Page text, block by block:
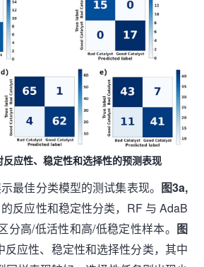
应性、稳定性和选择性的预测表现
最佳分类模型的测试集表现。 图3a,
反应性和稳定性分类，RF 与 AdaB
分高/低活性和高/低稳定性样本。 图
反应性、稳定性和选择性分类，其中